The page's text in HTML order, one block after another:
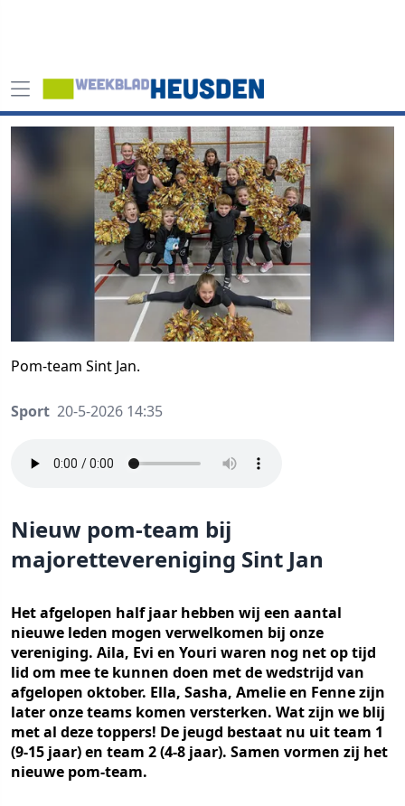
Pom-team Sint Jan.
Sport 20-5-2026 14:35
Nieuw pom-team bij
majorettevereniging Sint Jan
Het afgelopen half jaar hebben wij een aantal
nieuwe leden mogen verwelkomen bij onze
vereniging. Aila, Evi en Youri waren nog net op tijd
lid om mee te kunnen doen met de wedstrijd van
afgelopen oktober. Ella, Sasha, Amelie en Fenne zijn
later onze teams komen versterken. Wat zijn we blij
met al deze toppers! De jeugd bestaat nu uit team 1
(9-15 jaar) en team 2 (4-8 jaar). Samen vormen zij het
nieuwe pom-team.